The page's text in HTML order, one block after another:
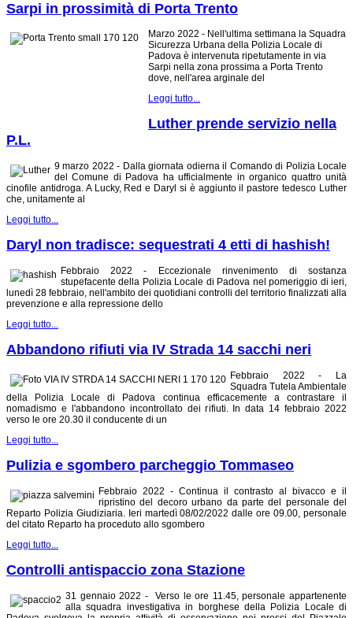
Sarpi in prossimità di Porta Trento
Marzo 2022 - Nell'ultima settimana la Squadra
Sicurezza Urbana della Polizia Locale di
Padova è intervenuta ripetutamente in via
Sarpi nella zona prossima a Porta Trento
dove, nell'area arginale del
Leggi tutto...
Luther prende servizio nella
P.L.
9 marzo 2022 - Dalla giornata odierna il Comando di Polizia Locale
del Comune di Padova ha ufficialmente in organico quattro unità
cinofile antidroga. A Lucky, Red e Daryl si è aggiunto il pastore tedesco Luther
che, unitamente al
Leggi tutto...
Daryl non tradisce: sequestrati 4 etti di hashish!
Febbraio 2022 - Eccezionale rinvenimento di sostanza
stupefacente della Polizia Locale di Padova nel pomeriggio di ieri,
lunedì 28 febbraio, nell'ambito dei quotidiani controlli del territorio finalizzati alla
prevenzione e alla repressione dello
Leggi tutto...
Abbandono rifiuti via IV Strada 14 sacchi neri
Febbraio 2022 - La
Squadra Tutela Ambientale
della Polizia Locale di Padova continua efficacemente a contrastare il
nomadismo e l'abbandono incontrollato dei rifiuti. In data 14 febbraio 2022
verso le ore 20.30 il conducente di un
Leggi tutto...
Pulizia e sgombero parcheggio Tommaseo
Febbraio 2022 - Continua il contrasto al bivacco e il
ripristino del decoro urbano da parte del personale del
Reparto Polizia Giudiziaria. Ieri martedì 08/02/2022 dalle ore 09.00, personale
del citato Reparto ha proceduto allo sgombero
Leggi tutto...
Controlli antispaccio zona Stazione
31 gennaio 2022 - Verso le ore 11.45, personale appartenente
alla squadra investigativa in borghese della Polizia Locale di